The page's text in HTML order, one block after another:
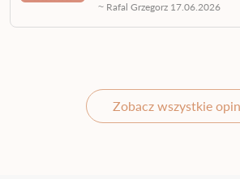
~ Rafal Grzegorz 17.06.2026
Zobacz wszystkie